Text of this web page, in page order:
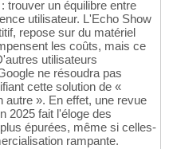
trouver un équilibre entre
utilisateur. L'Echo Show
repose sur du matériel
les coûts, mais ce
utilisateurs
ne résoudra pas
cette solution de «
autre ». En effet, une revue
2025 fait l'éloge des
épurées, même si celles-
rampante.